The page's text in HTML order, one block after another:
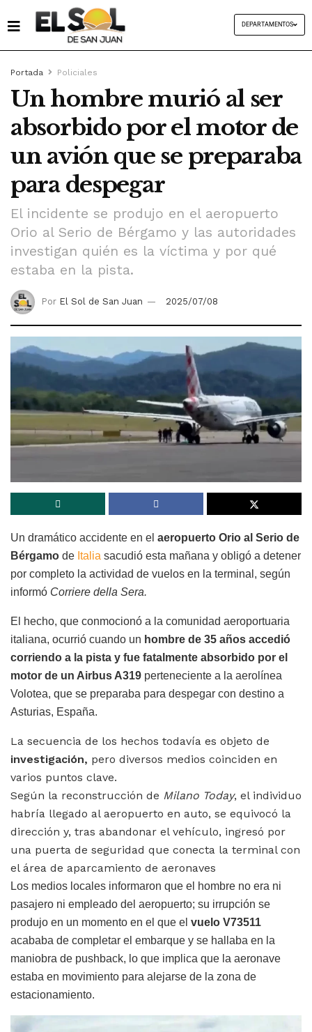
DEPARTAMENTOS
Portada Policiales
Un hombre murió al ser
absorbido por el motor de
un avión que se preparaba
para despegar
El incidente se produjo en el aeropuerto
Orio al Serio de Bérgamo y las autoridades
investigan quién es la víctima y por qué
estaba en la pista.
Por El Sol de San Juan 2025/07/08
Un dramático accidente en el aeropuerto Orio al Serio de
Bérgamo de Italia sacudió esta mañana y obligó a detener
por completo la actividad de vuelos en la terminal, según
informó Corriere della Sera.
El hecho, que conmocionó a la comunidad aeroportuaria
italiana, ocurrió cuando un hombre de 35 años accedió
corriendo a la pista y fue fatalmente absorbido por el
motor de un Airbus A319 perteneciente a la aerolínea
Volotea, que se preparaba para despegar con destino a
Asturias, España.
La secuencia de los hechos todavía es objeto de
investigación, pero diversos medios coinciden en
varios puntos clave.
Según la reconstrucción de Milano Today, el individuo
habría llegado al aeropuerto en auto, se equivocó la
dirección y, tras abandonar el vehículo, ingresó por
una puerta de seguridad que conecta la terminal con
el área de aparcamiento de aeronaves
Los medios locales informaron que el hombre no era ni
pasajero ni empleado del aeropuerto; su irrupción se
produjo en un momento en el que el vuelo V73511
acababa de completar el embarque y se hallaba en la
maniobra de pushback, lo que implica que la aeronave
estaba en movimiento para alejarse de la zona de
estacionamiento.